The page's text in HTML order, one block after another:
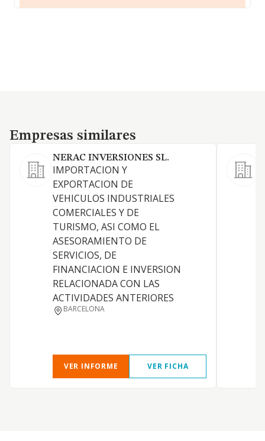
Empresas similares
Empresas similares
NERAC INVERSIONES SL.
IMPORTACION Y
EXPORTACION DE
VEHICULOS INDUSTRIALES
COMERCIALES Y DE
TURISMO, ASI COMO EL
ASESORAMIENTO DE
SERVICIOS, DE
FINANCIACION E INVERSION
RELACIONADA CON LAS
ACTIVIDADES ANTERIORES
BARCELONA
VER INFORME VER FICHA